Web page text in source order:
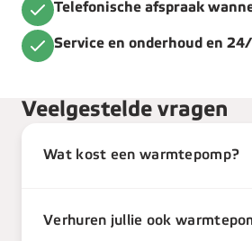
Telefonische afspraak
Service en onderhoud en
Veelgestelde vragen
Wat kost een warmtepomp?
Verhuren jullie ook